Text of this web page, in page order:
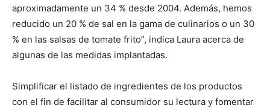
aproximadamente un 34 % desde 2004. Además, hemos
reducido un 20 % de sal en la gama de culinarios o un 30
% en las salsas de tomate frito”, indica Laura acerca de
algunas de las medidas implantadas.
Simplificar el listado de ingredientes de los productos
con el fin de facilitar al consumidor su lectura y fomentar